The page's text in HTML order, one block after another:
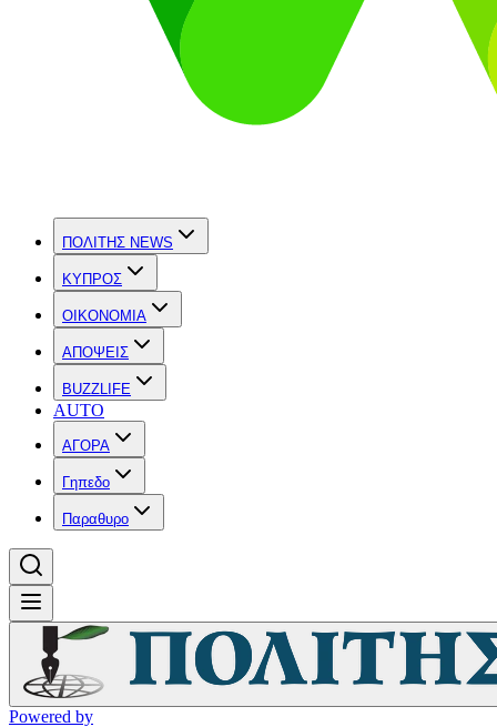
ΠΟΛΙΤΗΣ NEWS
ΚΥΠΡΟΣ
OIKONOMIA
ΑΠΟΨΕΙΣ
BUZZLIFE
AUTO
ΑΓΟΡΑ
Γηπεδο
Παραθυρο
Powered by